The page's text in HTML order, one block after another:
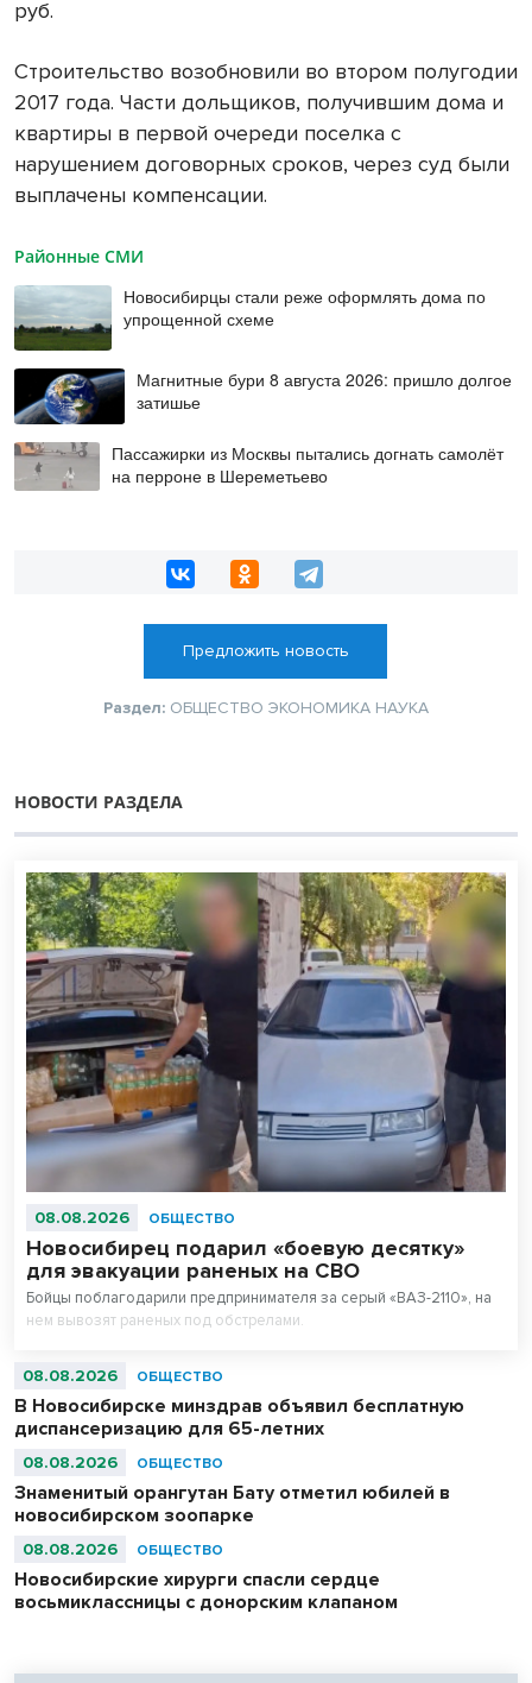
руб.
Строительство возобновили во втором полугодии
2017 года. Части дольщиков, получившим дома и
квартиры в первой очереди поселка с
нарушением договорных сроков, через суд были
выплачены компенсации.
Районные СМИ
Новосибирцы стали реже оформлять дома по
упрощенной схеме
Магнитные бури 8 августа 2026: пришло долгое
затишье
Пассажирки из Москвы пытались догнать самолёт
на перроне в Шереметьево
Предложить новость
Раздел: ОБЩЕСТВО ЭКОНОМИКА НАУКА
НОВОСТИ РАЗДЕЛА
08.08.2026 ОБЩЕСТВО
Новосибирец подарил «боевую десятку»
для эвакуации раненых на СВО
Бойцы поблагодарили предпринимателя за серый «ВАЗ-2110», на
нем вывозят раненых под обстрелами.
08.08.2026 ОБЩЕСТВО
В Новосибирске минздрав объявил бесплатную
диспансеризацию для 65-летних
08.08.2026 ОБЩЕСТВО
Знаменитый орангутан Бату отметил юбилей в
новосибирском зоопарке
08.08.2026 ОБЩЕСТВО
Новосибирские хирурги спасли сердце
восьмиклассницы с донорским клапаном